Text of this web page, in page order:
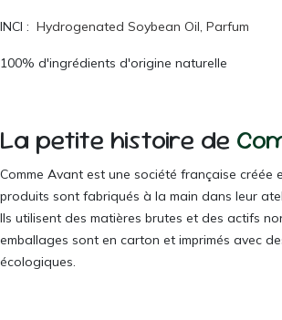
INCI : Hydrogenated Soybean Oil, Parfum
100% d'ingrédients d'origine naturelle
La petite histoire de
Comme Avant est une société française créée
produits sont fabriqués à la main dans leur
Ils utilisent des matières brutes et des actifs
emballages sont en carton et imprimés avec
écologiques.